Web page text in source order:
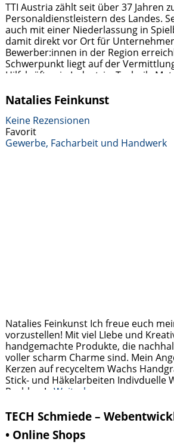
TTI Austria zählt seit über 37 Jahren
Personaldienstleistern des Landes.
auch mit einer Niederlassung in
damit direkt vor Ort für
Bewerber:innen in der Region
Schwerpunkt liegt auf der
Hilfskräften in Industrie, Technik,
Jobsuchende profitieren von
Natalies Feinkunst
Keine Rezensionen
Favorit
Gewerbe, Facharbeit und Handwerk
Natalies Feinkunst Ich freue euch
vorzustellen! Mit viel LIebe und
handgemachte Produkte, die
voller scharm Charme sind. Mein
Kerzen auf recyceltem Wachs
Stick- und Häkelarbeiten Indivduelle
Problem!Weiterlesen …
TECH Schmiede –
• Online Shops